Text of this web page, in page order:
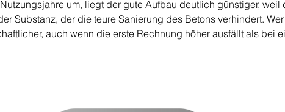
um, liegt der gute Aufbau deutlich günstiger, weil
Substanz, der die teure Sanierung des Betons verhindert.
auch wenn die erste Rechnung höher ausfällt als bei